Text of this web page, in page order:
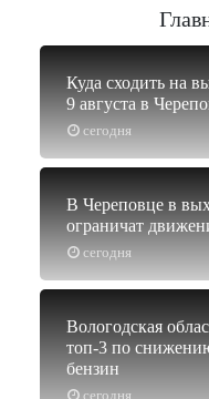
сегодня
Куда сходить на
9 августа в
сегодня
В Череповце в
ограничат
сегодня
Вологодская
топ-3 по
бензин